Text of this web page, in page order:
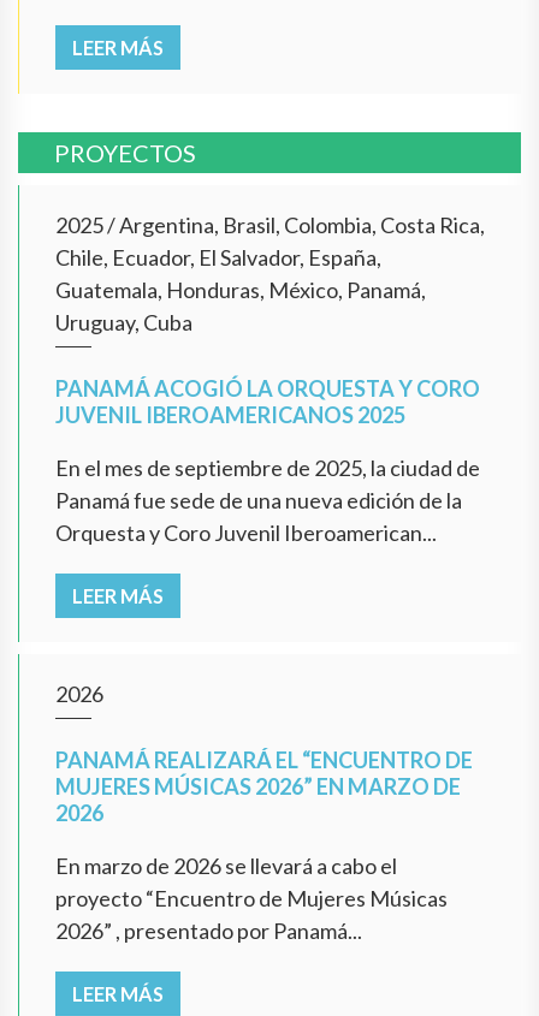
LEER MÁS
PROYECTOS
2025/Argentina, Brasil, Colombia, Costa Rica,
Chile, Ecuador, El Salvador, España,
Guatemala, Honduras, México, Panamá,
Uruguay, Cuba
PANAMÁ ACOGIÓ LA ORQUESTA Y CORO
JUVENIL IBEROAMERICANOS 2025
En el mes de septiembre de 2025, la ciudad de
Panamá fue sede de una nueva edición de la
Orquesta y Coro Juvenil Iberoamerican...
LEER MÁS
2026
PANAMÁ REALIZARÁ EL “ENCUENTRO DE
MUJERES MÚSICAS 2026” EN MARZO DE
2026
En marzo de 2026 se llevará a cabo el
proyecto “Encuentro de Mujeres Músicas
2026” , presentado por Panamá...
LEER MÁS